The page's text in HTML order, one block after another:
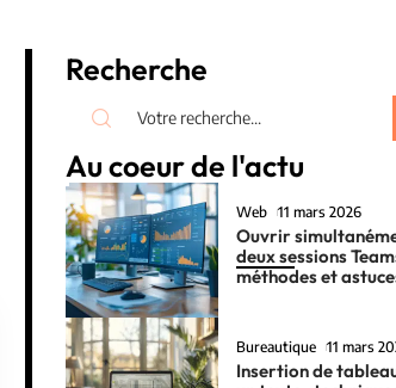
Recherche
Au coeur de l'actu
Web 11 mars 2026
Ouvrir
deux sessions
méthodes et
Bureautique 11 mars
Insertion de